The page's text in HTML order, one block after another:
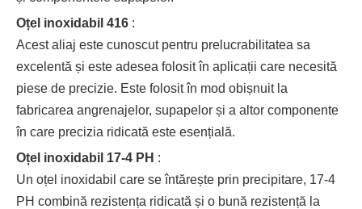
Oțel inoxidabil 416 :
Acest aliaj este cunoscut pentru prelucrabilitatea sa
excelentă și este adesea folosit în aplicații care necesită
piese de precizie. Este folosit în mod obișnuit la
fabricarea angrenajelor, supapelor și a altor componente
în care precizia ridicată este esențială.
Oțel inoxidabil 17-4 PH :
Un oțel inoxidabil care se întărește prin precipitare, 17-4
PH combină rezistența ridicată și o bună rezistență la